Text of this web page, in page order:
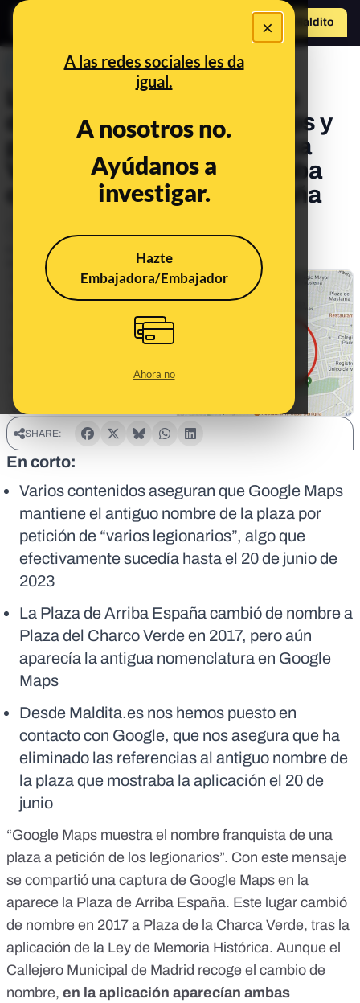
×
A las redes sociales les da
igual.
A nosotros no.
Ayúdanos a
investigar.
Hazte
Embajadora/Embajador
Ahora no
Hazte Maldito
PREBUNKING
Los cambios de nombre de
direcciones en Google Maps y
por qué la Plaza de la Charca
Verde de Madrid se mostraba
como Plaza de Arriba España
Publicado el
Actualizado el
Jun 27, 2023, 12:25:00 PM
SHARE:
En corto:
Varios contenidos aseguran que Google Maps
mantiene el antiguo nombre de la plaza por
petición de “varios legionarios”, algo que
efectivamente sucedía hasta el 20 de junio de
2023
La Plaza de Arriba España cambió de nombre a
Plaza del Charco Verde en 2017, pero aún
aparecía la antigua nomenclatura en Google
Maps
Desde Maldita.es nos hemos puesto en
contacto con Google, que nos asegura que ha
eliminado las referencias al antiguo nombre de
la plaza que mostraba la aplicación el 20 de
junio
“Google Maps muestra el nombre franquista de una
plaza a petición de los legionarios”. Con este mensaje
se compartió una captura de Google Maps en la
aparece la Plaza de Arriba España. Este lugar cambió
de nombre en 2017 a Plaza de la Charca Verde, tras la
aplicación de la Ley de Memoria Histórica. Aunque el
Callejero Municipal de Madrid recoge el cambio de
nombre, en la aplicación aparecían ambas